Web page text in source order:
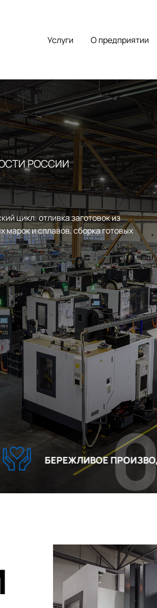
Услуги О предприятии
РОССИИ
цикл: отливка заготовок из
марок и сплавов, сборка готовых
ПРОИЗВОДСТВО
03